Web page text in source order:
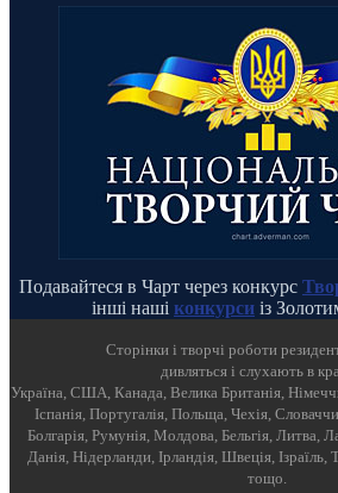
Подавайтеся в Чарт через конкурс
інші наші конкурси із
Cторінки і творчі роботи
дивляться і слухають в
Україна, США, Канада, Велика Британія,
Іспанія, Португалія, Польща, Чехія,
Болгарія, Румунія, Молдова, Бельгія, Литва,
Данія, Нідерланди, Ірландія, Швеція,
тощо.